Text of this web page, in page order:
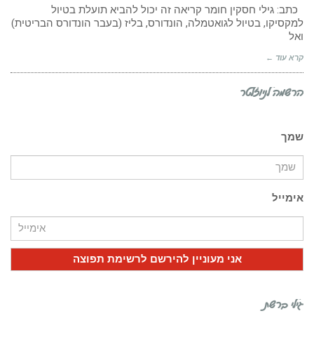
כתב: גילי חסקין חומר קריאה זה יכול להביא תועלת בטיול
למקסיקו, בטיול לגואטמלה, הונדורס, בליז (בעבר הונדורס הבריטית)
ואל
קרא עוד ←
הרשמה לניוזלטר
שמך
אימייל
גילי ברשת